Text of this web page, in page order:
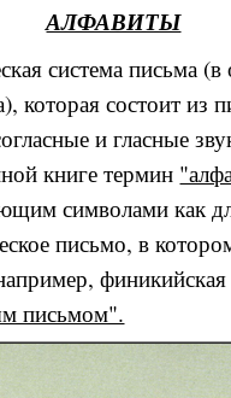
АЛФАВИТЫ
система письма (в
которая состоит из
и гласные
книге термин
символами как
письмо, в
письмом".